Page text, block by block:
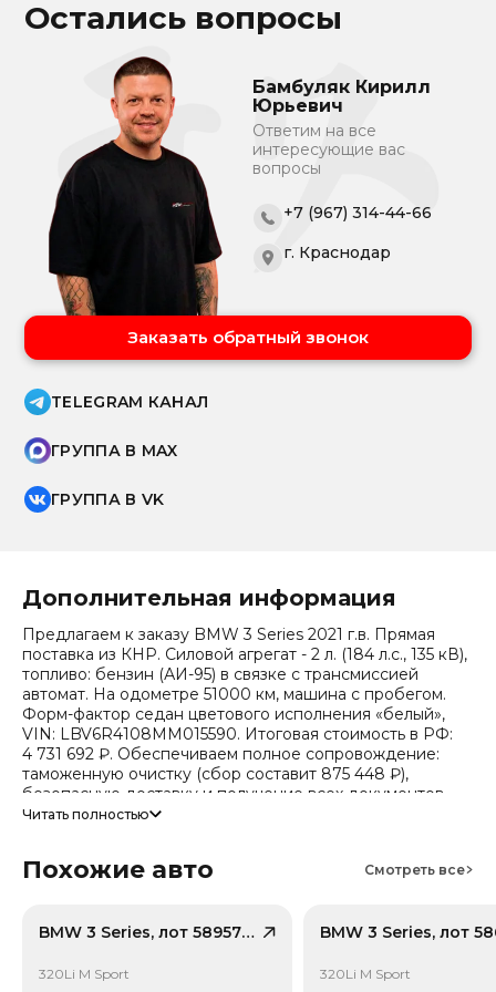
Остались вопросы
Бамбуляк Кирилл
Юрьевич
Ответим на все
интересующие вас
вопросы
+7 (967) 314-44-66
г. Краснодар
Заказать обратный звонок
TELEGRAM КАНАЛ
ГРУППА В MAX
ГРУППА В VK
Дополнительная информация
Предлагаем к заказу BMW 3 Series 2021 г.в. Прямая
поставка из КНР. Силовой агрегат - 2 л. (184 л.с., 135 кВ),
топливо: бензин (АИ-95) в связке с трансмиссией
автомат. На одометре 51000 км, машина с пробегом.
Форм-фактор седан цветового исполнения «белый»,
VIN: LBV6R4108MM015590. Итоговая стоимость в РФ:
4 731 692 ₽. Обеспечиваем полное сопровождение:
таможенную очистку (сбор составит 875 448 ₽),
безопасную доставку и получение всех документов.
дефектовку и точные сроки логистики. Работаем и
24 месяца — 1 436 328 ₽ (потеря в цене 18.7%).
Китая, без растаможки.
Читать полностью
Похожие авто Смотреть все
BMW 3 Series, лот 58957880
320Li M Sport
320Li M Sport